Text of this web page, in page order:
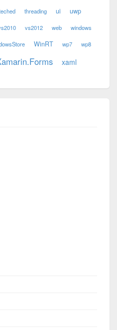
threading ui uwp
vs2012 web windows
WinRT wp7 wp8
xaml